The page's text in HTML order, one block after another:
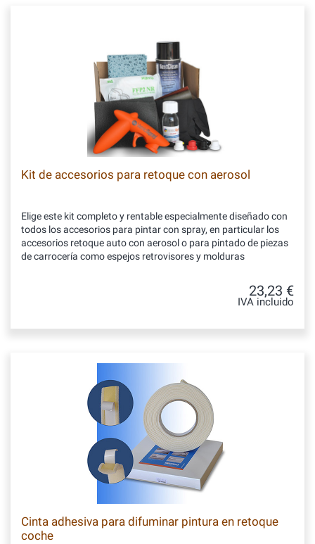
Kit de accesorios para retoque con aerosol
Elige este kit completo y rentable especialmente diseñado con
todos los accesorios para pintar con spray, en particular los
accesorios retoque auto con aerosol o para pintado de piezas
de carrocería como espejos retrovisores y molduras
23,23 €
IVA incluido
Cinta adhesiva para difuminar pintura en retoque
coche